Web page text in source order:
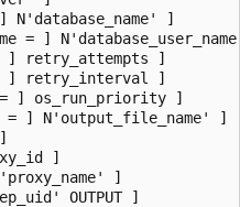
N'database_name' ]
= ]
] retry_attempts ]
] retry_interval ]
] os_run_priority ]
] N'output_file_name' ]
]
]
OUTPUT ]